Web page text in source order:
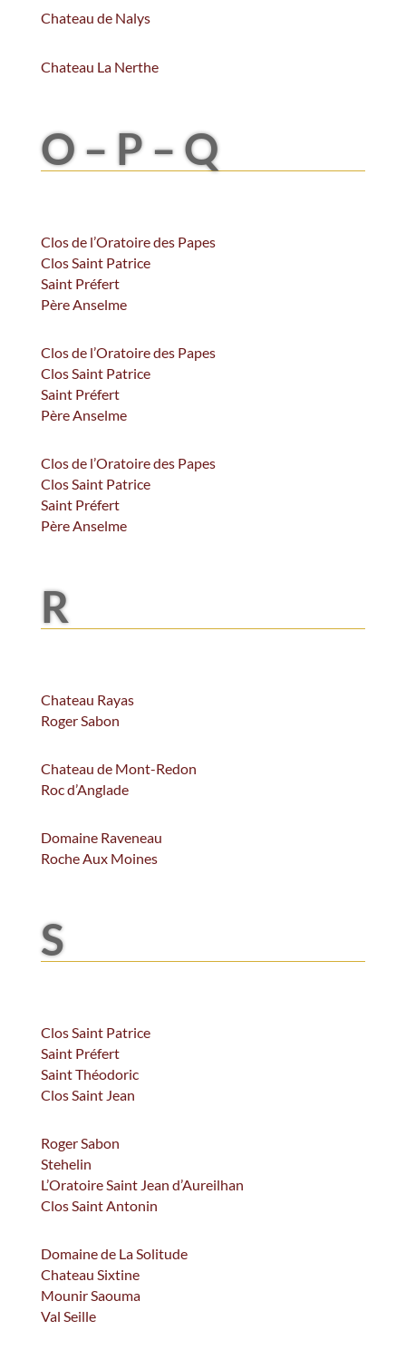
Chateau de Nalys
Chateau La Nerthe
O – P – Q
Clos de l’Oratoire des Papes
Clos Saint Patrice
Saint Préfert
Père Anselme
Clos de l’Oratoire des Papes
Clos Saint Patrice
Saint Préfert
Père Anselme
Clos de l’Oratoire des Papes
Clos Saint Patrice
Saint Préfert
Père Anselme
R
Chateau Rayas
Roger Sabon
Chateau de Mont-Redon
Roc d’Anglade
Domaine Raveneau
Roche Aux Moines
S
Clos Saint Patrice
Saint Préfert
Saint Théodoric
Clos Saint Jean
Roger Sabon
Stehelin
L’Oratoire Saint Jean d’Aureilhan
Clos Saint Antonin
Domaine de La Solitude
Chateau Sixtine
Mounir Saouma
Val Seille